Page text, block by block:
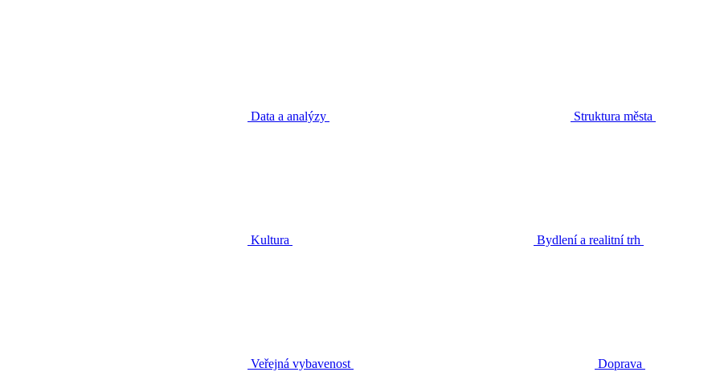
Data a analýzy Struktura města
Kultura Bydlení a realitní trh
Veřejná vybavenost Doprava